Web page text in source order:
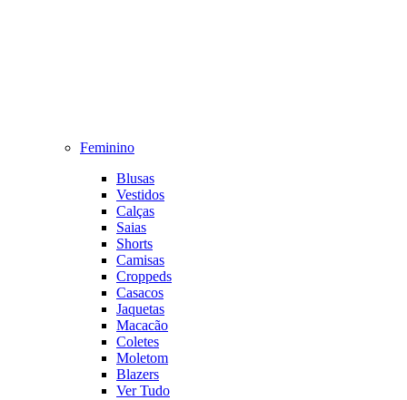
Feminino
Blusas
Vestidos
Calças
Saias
Shorts
Camisas
Croppeds
Casacos
Jaquetas
Macacão
Coletes
Moletom
Blazers
Ver Tudo